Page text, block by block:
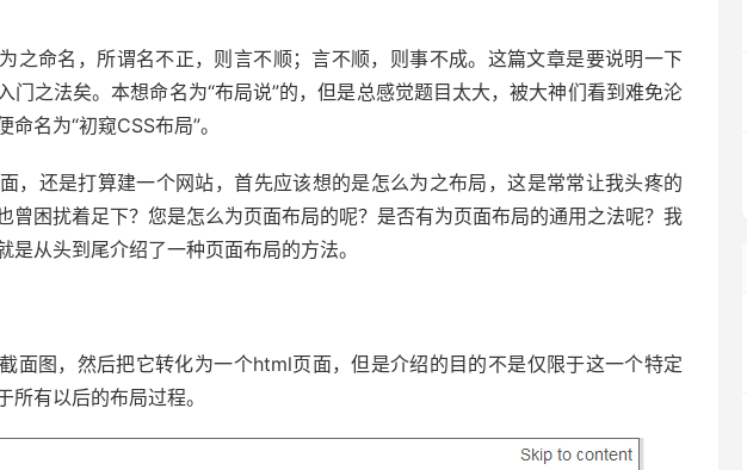
之命名，所谓名不正，则言不顺；言不顺，则事不成。这篇文章是要说明一下
门之法矣。本想命名为“布局说”的，但是总感觉题目太大，被大神们看到难免沦
名为“初窥CSS布局”。
，还是打算建一个网站，首先应该想的是怎么为之布局，这是常常让我头疼的
曾困扰着足下？您是怎么为页面布局的呢？是否有为页面布局的通用之法呢？我
是从头到尾介绍了一种页面布局的方法。
面图，然后把它转化为一个html页面，但是介绍的目的不是仅限于这一个特定
所有以后的布局过程。